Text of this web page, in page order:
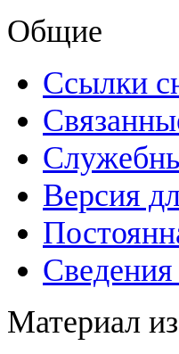
Общие
Ссылки
Версия
Материал